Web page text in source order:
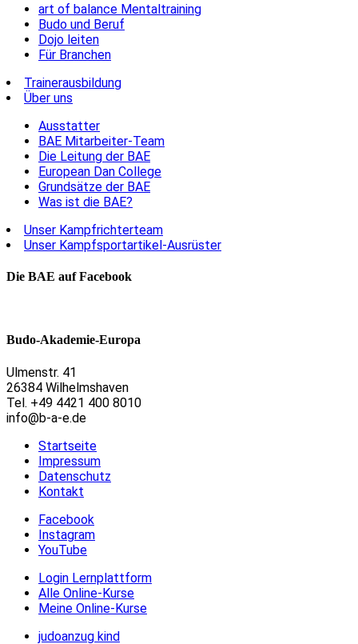
art of balance Mentaltraining
Budo und Beruf
Dojo leiten
Für Branchen
Trainerausbildung
Über uns
Ausstatter
BAE Mitarbeiter-Team
Die Leitung der BAE
European Dan College
Grundsätze der BAE
Was ist die BAE?
Unser Kampfrichterteam
Unser Kampfsportartikel-Ausrüster
Die BAE auf Facebook
Budo-Akademie-Europa
Ulmenstr. 41
26384 Wilhelmshaven
Tel. +49 4421 400 8010
info@b-a-e.de
Startseite
Impressum
Datenschutz
Kontakt
Facebook
Instagram
YouTube
Login Lernplattform
Alle Online-Kurse
Meine Online-Kurse
judoanzug kind